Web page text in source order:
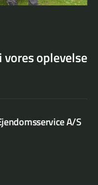
vores oplevelse
A/S